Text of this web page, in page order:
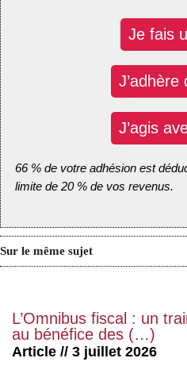
Je fais
J’adhère
J’agis
66 % de votre adhésion est
limite de 20 % de vos revenus.
Sur le même sujet
L’Omnibus fiscal : un
au bénéfice des (…)
Article // 3 juillet 2026